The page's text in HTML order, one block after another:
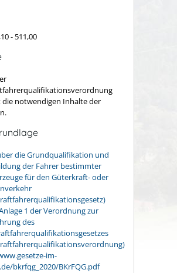
- 511,00
die notwendigen Inhalte der
die Grundqualifikation und
der Fahrer bestimmter
für den Güterkraft- oder
1 der Verordnung zur
des
im-
bkrfqg_2020/BKrFQG.pdf